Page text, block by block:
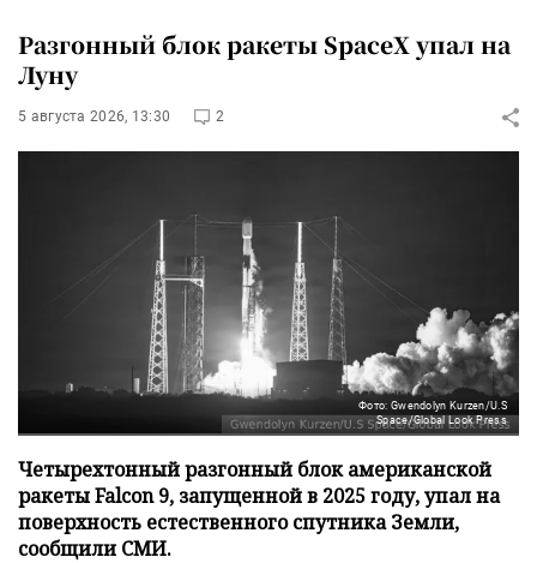
Разгонный блок ракеты SpaceX упал на
Луну
5 августа 2026, 13:30 2
Фото: Gwendolyn Kurzen/U.S
Space/Global Look Press
Четырехтонный разгонный блок американской
ракеты Falcon 9, запущенной в 2025 году, упал на
поверхность естественного спутника Земли,
сообщили СМИ.